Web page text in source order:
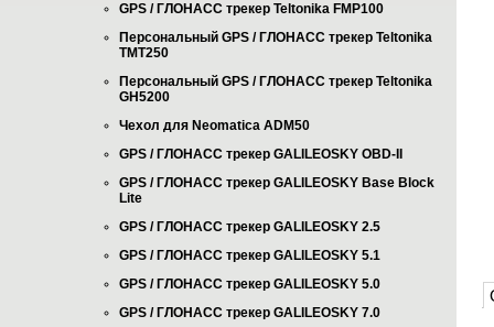
GPS / ГЛОНАСС трекер Teltonika FMP100
Персональный GPS / ГЛОНАСС трекер Teltonika
TMT250
Персональный GPS / ГЛОНАСС трекер Teltonika
GH5200
Чехол для Neomatica ADM50
GPS / ГЛОНАСС трекер GALILEOSKY OBD-II
GPS / ГЛОНАСС трекер GALILEOSKY Base Block
Lite
GPS / ГЛОНАСС трекер GALILEOSKY 2.5
GPS / ГЛОНАСС трекер GALILEOSKY 5.1
GPS / ГЛОНАСС трекер GALILEOSKY 5.0
GPS / ГЛОНАСС трекер GALILEOSKY 7.0